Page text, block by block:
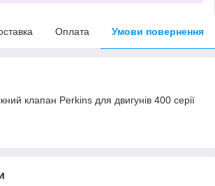
Оплата Умови повернення
клапан Perkins для двигунів 400 серії